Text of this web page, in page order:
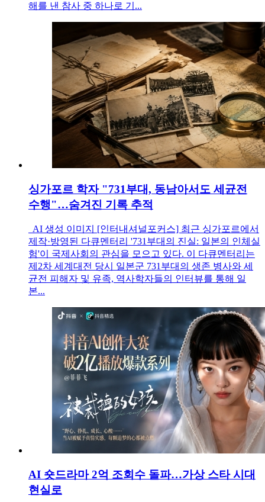
해를 낸 참사 중 하나로 기...
싱가포르 학자 "731부대, 동남아서도 세균전
수행"…숨겨진 기록 추적
AI 생성 이미지 [인터내셔널포커스] 최근 싱가포르에서
제작·방영된 다큐멘터리 '731부대의 진실: 일본의 인체실
험'이 국제사회의 관심을 모으고 있다. 이 다큐멘터리는
제2차 세계대전 당시 일본군 731부대의 생존 병사와 세
균전 피해자 및 유족, 역사학자들의 인터뷰를 통해 일
본...
AI 숏드라마 2억 조회수 돌파…가상 스타 시대
현실로